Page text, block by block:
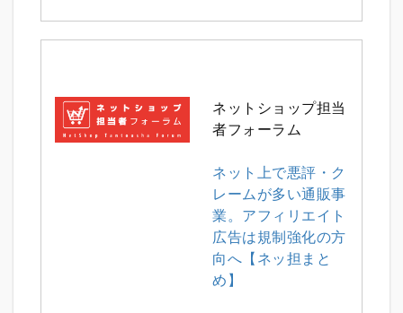
ネットショップ担当
者フォーラム
ネット上で悪評・ク
レームが多い通販事
業。アフィリエイト
広告は規制強化の方
向へ【ネッ担まと
め】